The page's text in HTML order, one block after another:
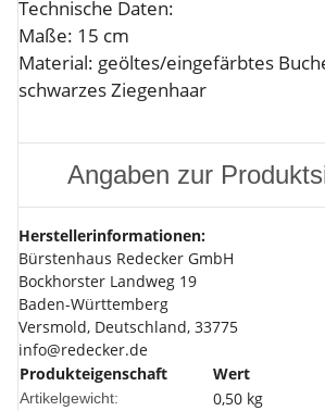
Technische Daten:
Maße: 15 cm
Material: geöltes/eingefärbtes
schwarzes Ziegenhaar
Angaben zur
Herstellerinformationen:
Bürstenhaus Redecker GmbH
Bockhorster Landweg 19
Baden-Württemberg
Versmold, Deutschland, 33775
info@redecker.de
Produkteigenschaft
Wert
Artikelgewicht: 0,50 kg